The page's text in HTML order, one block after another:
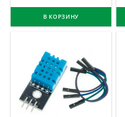
В КОРЗИНУ